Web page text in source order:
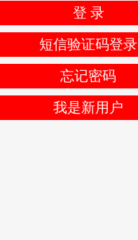
登 录
短信验证码登录
忘记密码
我是新用户